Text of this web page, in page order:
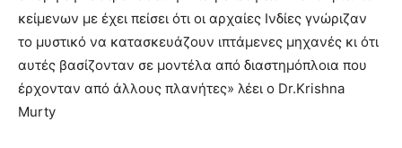
κείμενων με έχει πείσει ότι οι αρχαίες Ινδίες γνώριζαν
το μυστικό να κατασκευάζουν ιπτάμενες μηχανές κι ότι
αυτές βασίζονταν σε μοντέλα από διαστημόπλοια που
έρχονταν από άλλους πλανήτες» λέει ο Dr.Krishna
Murty